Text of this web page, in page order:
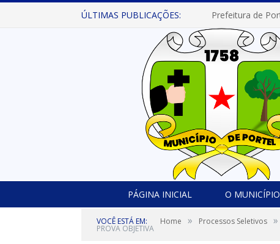
ÚLTIMAS PUBLICAÇÕES:
PÁGINA INICIAL O MUNICÍPIO
VOCÊ ESTÁ EM: Home » Processos Seletivos »
PROVA OBJETIVA